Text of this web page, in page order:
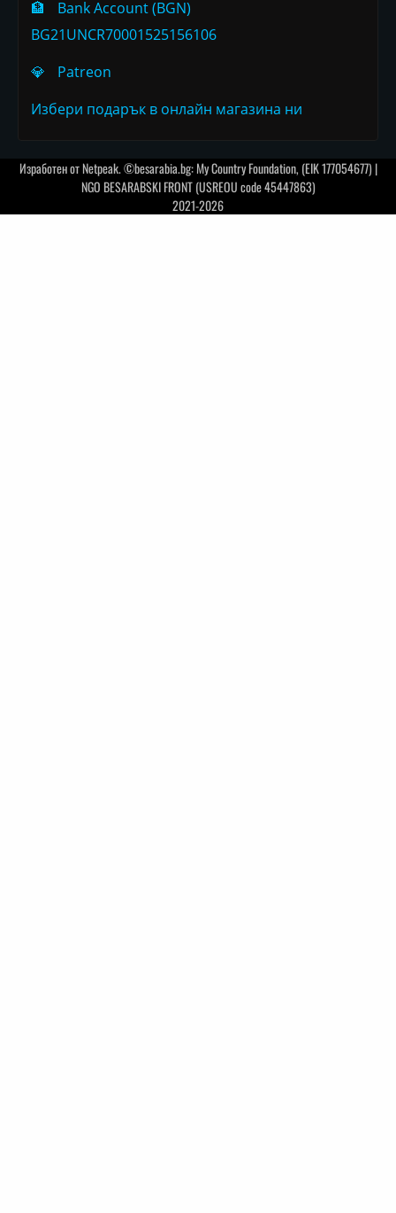
🏦
Bank Account (BGN)
BG21UNCR70001525156106
💎
Patreon
Избери подарък в онлайн магазина ни
Изработен отNetpeak. ©besarabia.bg: My Country Foundation, (EIK 177054677) |
NGO BESARABSKI FRONT (USREOU code 45447863)
2021-2026